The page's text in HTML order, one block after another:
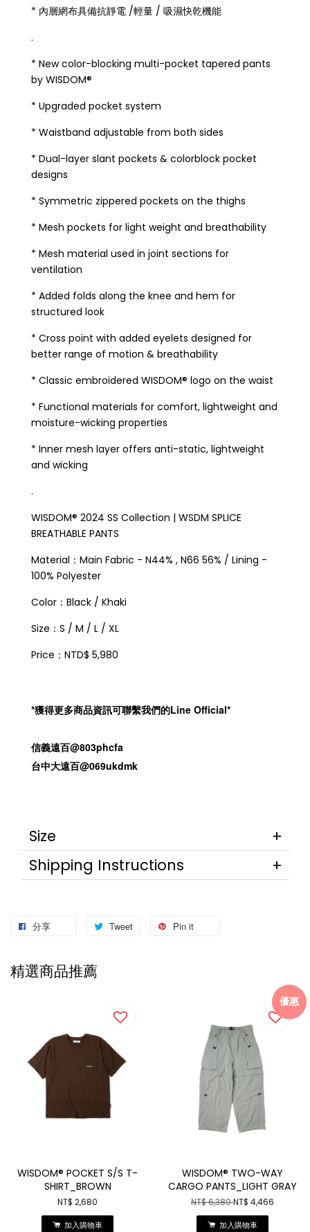
* 內層網布具備抗靜電 /輕量 / 吸濕快乾機能
.
* New color-blocking multi-pocket tapered pants
by WISDOM®
* Upgraded pocket system
* Waistband adjustable from both sides
* Dual-layer slant pockets & colorblock pocket
designs
* Symmetric zippered pockets on the thighs
* Mesh pockets for light weight and breathability
* Mesh material used in joint sections for
ventilation
* Added folds along the knee and hem for
structured look
* Cross point with added eyelets designed for
better range of motion & breathability
* Classic embroidered WISDOM® logo on the waist
* Functional materials for comfort, lightweight and
moisture-wicking properties
* Inner mesh layer offers anti-static, lightweight
and wicking
.
WISDOM® 2024 SS Collection | WSDM SPLICE
BREATHABLE PANTS
Material：Main Fabric - N44% , N66 56% / Lining -
100% Polyester
Color：Black / Khaki
Size：S / M / L / XL
Price：NTD$ 5,980
*獲得更多商品資訊可聯繫我們的Line Official*
信義遠百@803phcfa
台中大遠百@069ukdmk
Size
Shipping Instructions
分享 Tweet Pin it
精選商品推薦
WISDOM® POCKET S/S T-
SHIRT_BROWN
NT$ 2,680
加入購物車
優惠
WISDOM® TWO-WAY
CARGO PANTS_LIGHT GRAY
NT$ 6,380NT$ 4,466
加入購物車